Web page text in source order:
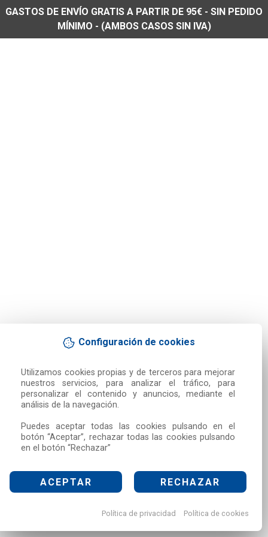
Configuración de cookies
Utilizamos cookies propias y de terceros para mejorar
nuestros servicios, para analizar el tráfico, para
personalizar el contenido y anuncios, mediante el
análisis de la navegación.
Puedes aceptar todas las cookies pulsando en el
botón “Aceptar”, rechazar todas las cookies pulsando
en el botón “Rechazar”
ACEPTAR RECHAZAR
Política de privacidad Política de cookies
GASTOS DE ENVÍO GRATIS A PARTIR DE 95€ - SIN PEDIDO
MÍNIMO - (AMBOS CASOS SIN IVA)